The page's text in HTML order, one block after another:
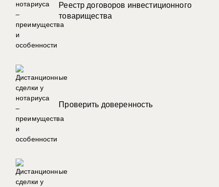
Реестр договоров инвестиционного
товарищества
Проверить доверенность